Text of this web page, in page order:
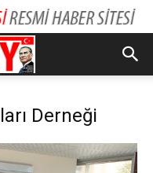
Derneği